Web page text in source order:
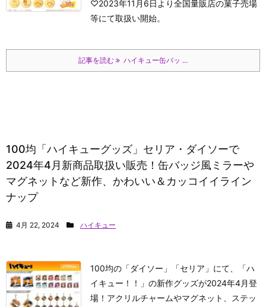
♡2023年11月6日より全国量販店の菓子売場
等にて取扱い開始。
記事を読む ハイキュー缶バッ ...
100均「ハイキューグッズ」セリア・ダイソーで
2024年4月新商品取扱い販売！缶バッジ風ミラーや
マグネットなど新作、かわいい＆カッコイイライン
ナップ
4月 22, 2024 ハイキュー
100均の「ダイソー」「セリア」にて、「ハ
イキュー！！」の新作グッズが2024年4月登
場！アクリルチャームやマグネット、ステッ